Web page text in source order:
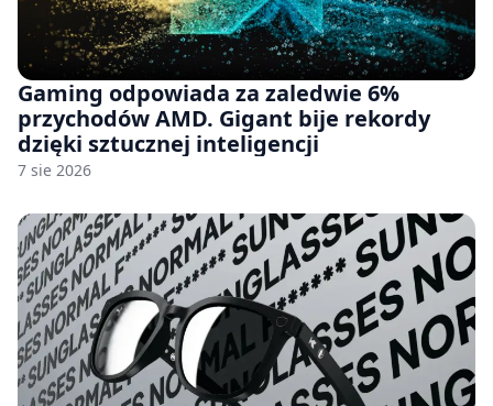
Gaming odpowiada za zaledwie 6%
przychodów AMD. Gigant bije rekordy
dzięki sztucznej inteligencji
7 sie 2026